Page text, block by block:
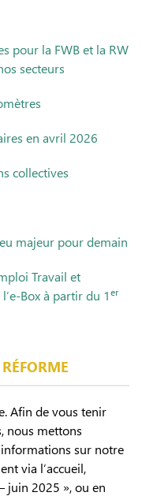
pour la FWB et la RW
secteurs
en avril 2026
collectives
majeur pour demain
Travail et
Box à partir du 1 er
Afin de vous tenir
nous mettons
sur notre
via l’accueil,
juin 2025 », ou en